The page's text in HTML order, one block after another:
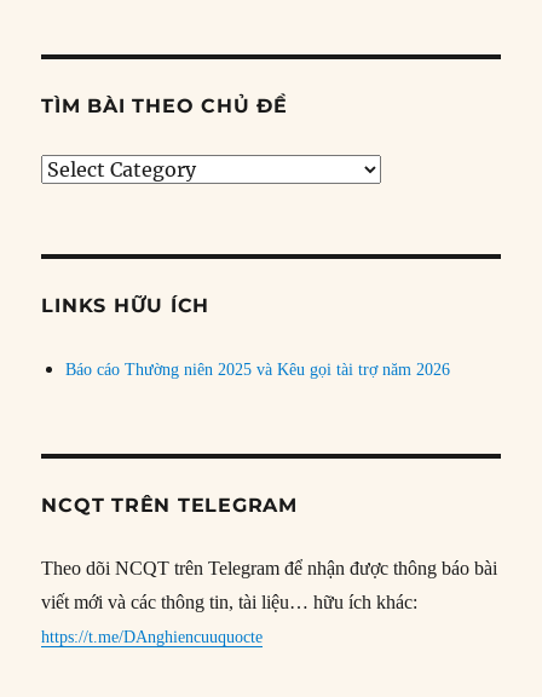
TÌM BÀI THEO CHỦ ĐỀ
Tìm
đề
LINKS HỮU ÍCH
Báo cáo Thường niên 2025 và Kêu gọi tài trợ năm 2026
NCQT TRÊN TELEGRAM
Theo dõi NCQT trên Telegram để nhận được thông báo bài
viết mới và các thông tin, tài liệu… hữu ích khác:
https://t.me/DAnghiencuuquocte